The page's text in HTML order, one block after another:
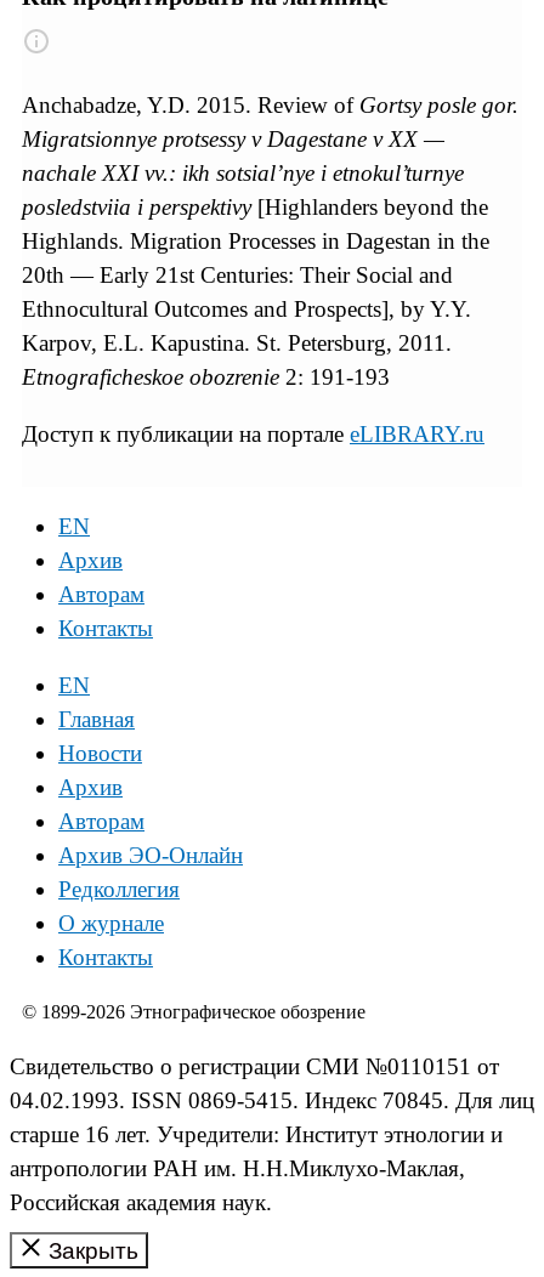
Anchabadze, Y.D. 2015. Review of Gortsy posle gor.
Migratsionnye protsessy v Dagestane v XX —
nachale XXI vv.: ikh sotsial’nye i etnokul’turnye
posledstviia i perspektivy[Highlanders beyond the
Highlands. Migration Processes in Dagestan in the
20th — Early 21st Centuries: Their Social and
Ethnocultural Outcomes and Prospects], by Y.Y.
Karpov, E.L. Kapustina. St. Petersburg, 2011.
Etnograficheskoe obozrenie 2: 191-193
Доступ к публикации на портале eLIBRARY.ru
EN
Архив
Авторам
Контакты
EN
Главная
Новости
Архив
Авторам
Архив ЭО-Онлайн
Редколлегия
О журнале
Контакты
© 1899-2026 Этнографическое обозрение
Свидетельство о регистрации СМИ №0110151 от
04.02.1993. ISSN 0869-5415. Индекс 70845. Для лиц
старше 16 лет. Учредители: Институт этнологии и
антропологии РАН им. Н.Н.Миклухо-Маклая,
Российская академия наук.
Закрыть